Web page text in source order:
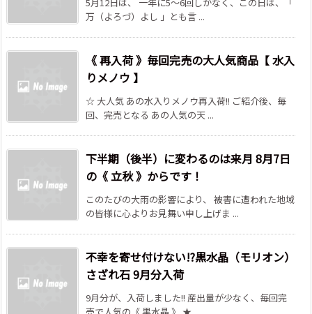
万（よろづ）よし 」とも言 ...
《 再入荷 》毎回完売の大人気商品【 水入
りメノウ 】
☆ 大人気 あの水入りメノウ再入荷!! ご紹介後、毎
回、完売となる あの人気の天 ...
下半期（後半）に変わるのは来月 8月7日
の《 立秋 》からです！
このたびの大雨の影響により、 被害に遭われた地域
の皆様に心よりお見舞い申し上げま ...
不幸を寄せ付けない!?黒水晶（モリオン）
さざれ石 9月分入荷
9月分が、入荷しました!! 産出量が少なく、毎回完
売で人気の《 黒水晶 》 ★ ...